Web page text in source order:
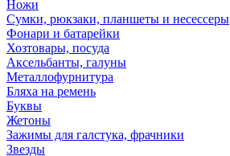
Ножи
Сумки, рюкзаки, планшеты и несессеры
Фонари и батарейки
Хозтовары, посуда
Аксельбанты, галуны
Металлофурнитура
Бляха на ремень
Буквы
Жетоны
Зажимы для галстука, фрачники
Звезды